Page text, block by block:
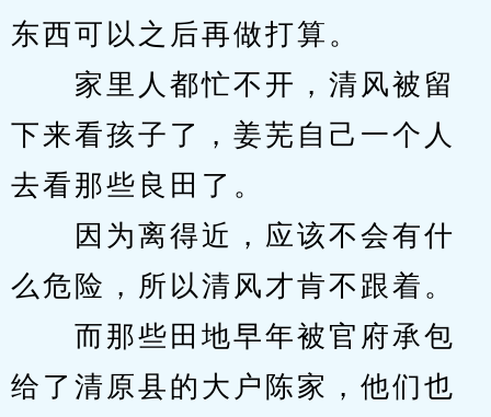
东西可以之后再做打算。
家里人都忙不开，清风被留
下来看孩子了，姜芜自己一个人
去看那些良田了。
因为离得近，应该不会有什
么危险，所以清风才肯不跟着。
而那些田地早年被官府承包
给了清原县的大户陈家，他们也